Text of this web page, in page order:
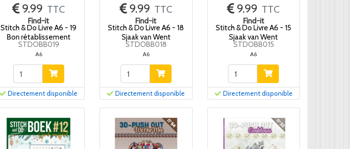
9.99 TTC
Find-it
Stitch & Do Livre A6 - 19
Bon rétablissement
STDOBB019
A6
Directement disponible
9.99 TTC
Find-it
Stitch & Do Livre A6 - 18
Sjaak van Went
STDOBB018
A6
Directement disponible
9.99 TTC
Find-it
Stitch & Do Livre A6 - 15
Sjaak van Went
STDOBB015
A6
Directement disponible